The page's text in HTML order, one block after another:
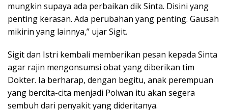
mungkin supaya ada perbaikan dik Sinta. Disini yang
penting kerasan. Ada perubahan yang penting. Gausah
mikirin yang lainnya,” ujar Sigit.
Sigit dan Istri kembali memberikan pesan kepada Sinta
agar rajin mengonsumsi obat yang diberikan tim
Dokter. Ia berharap, dengan begitu, anak perempuan
yang bercita-cita menjadi Polwan itu akan segera
sembuh dari penyakit yang dideritanya.